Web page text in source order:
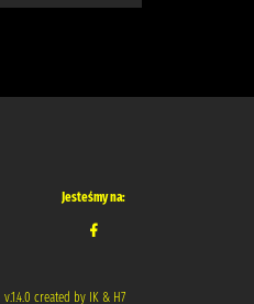
Jesteśmy na:
v.1.4.0 created by IK & H7